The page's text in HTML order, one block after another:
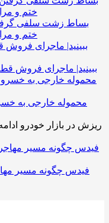
بساط زشت سلفی
ختم و
ببینید| ماجرای فروش
محموله خارجی به
فیدس چگونه مسیر